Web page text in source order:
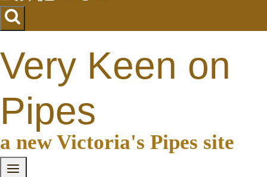
Very Keen on
Pipes
a new Victoria's Pipes site